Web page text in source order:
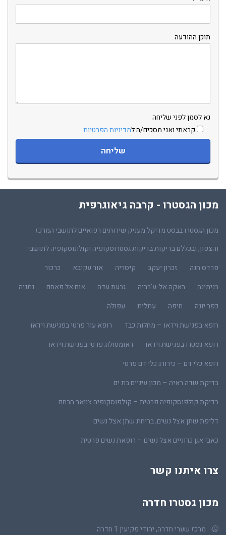
תוכן ההודעה
נא לסמן לפני שליחה
קראתי ואני מסכים/ה למדיניות הפרטיות
מכון הגסטרו - קרבה גיאוגרפית
מכון הגסטרו בבסט מדיקל מעניק שירותים רפואיים לתושבי המרכז
והצפון, ובכללם בדיקות בדיקות גסטרוסקופיה וקולונוסקופיה לתושבי:
פרדס חנה
זכרון יעקב קיסריה אור עקיבא
כרכור
בנימינה
באקה אל-ע'רביה גבעת עדה אום אל פאחם
נתניה
כפר יונה
חיפה עתלית
עפולה
רופא בפגישת וידאו – מחלות כבד
רופא עור פרטי בפגישת וידאו
רופא גסטרו בפגישת וידאו
ראומטולוג פרטי בפגישת וידאו
רופא כלי דם – כירורג כלי דם פרטי
בדיקת שדה ראיה – מכון עיניים בת ים
בדיקת קולפוסקופיה פרטית – קולפוסקופיה צוואר הרחם
דליפת שתן אצל נשים, בריחת שתן אצל נשים
כאבי אגן כרוניים אצל נשים – רופאת נשים פרטית
צרו איתנו קשר
מכון גסטרו חדרה
מרכז שערי חדרה, יהודי פקיעין 1 חדרה